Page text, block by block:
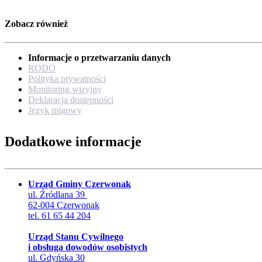
Zobacz również
Informacje o przetwarzaniu danych
RODO
Polityka prywatności
Monitoring wizyjny
Deklaracja dostępności
Język migowy
Dodatkowe informacje
Urząd Gminy Czerwonak
ul. Źródlana 39
62-004 Czerwonak
tel. 61 65 44 204
Urząd Stanu Cywilnego
i obsługa dowodów osobistych
ul. Gdyńska 30